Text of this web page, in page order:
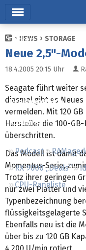
Ticker
Tests
Preisvergleich
Forum
Podcast
RX 9000 „Deals“
CPU-Rangliste
NEWS STORAGE
Neue 2,5"-
18.4.2005 20:15 Uhr
Seagate führt weiter
diesmal gibt es
vermelden. Mit 120
Hersteller die 100-
überschritten.
Das Modell ist damit
Momentus-Serie,
Trotz ihrer geringen
nur zwei Platter und
Typenbezeichnung
flüssigkeitsgelagerte
Ebenfalls neu ist die
über bis zu 120 GB
4.200 U/min rotiert.